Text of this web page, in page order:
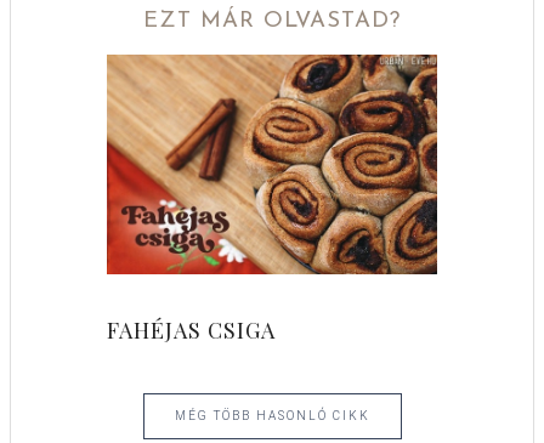
EZT MÁR OLVASTAD?
FAHÉJAS CSIGA
MÉG TÖBB HASONLÓ CIKK